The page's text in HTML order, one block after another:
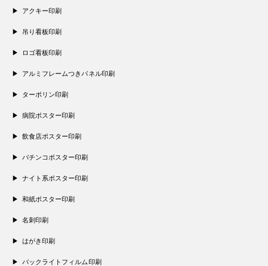
アクキー印刷
吊り看板印刷
ロゴ看板印刷
アルミフレームつきパネル印刷
ターポリン印刷
病院ポスター印刷
飲食店ポスター印刷
パチンコポスター印刷
ナイト系ポスター印刷
和紙ポスター印刷
名刺印刷
はがき印刷
バックライトフィルム印刷